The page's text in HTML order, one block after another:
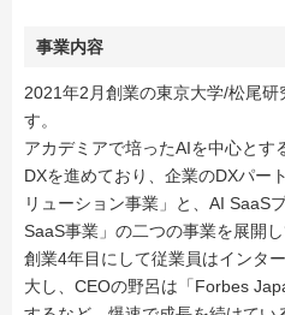
事業内容
2021年2月創業の東京大学/松尾
す。
アカデミアで培ったAIを中心とす
DXを進めており、企業のDXパー
リューション事業」と、AI SaaS
SaaS事業」の二つの事業を展開し
創業4年目にして従業員はインタ
大し、CEOの野呂は「Forbes